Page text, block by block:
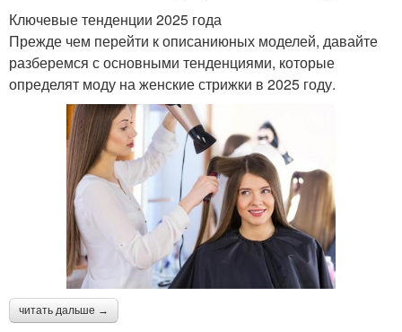
Ключевые тенденции 2025 года
Прежде чем перейти к описаниюных моделей, давайте
разберемся с основными тенденциями, которые
определят моду на женские стрижки в 2025 году.
читать дальше →